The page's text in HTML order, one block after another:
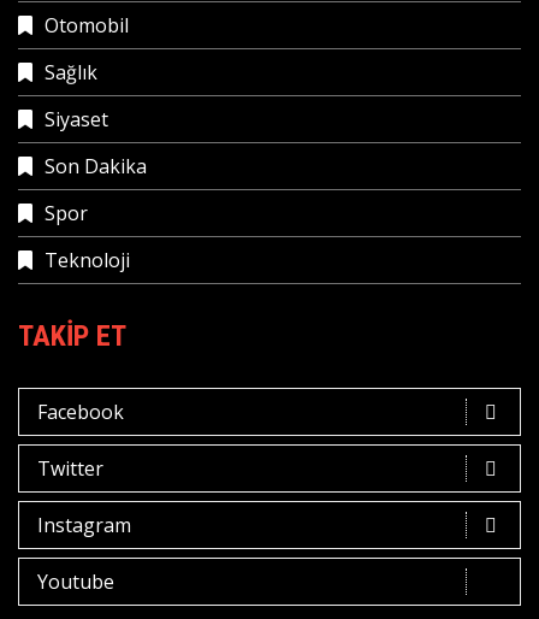
Otomobil
Sağlık
Siyaset
Son Dakika
Spor
Teknoloji
TAKIP ET
Facebook
Twitter
Instagram
Youtube